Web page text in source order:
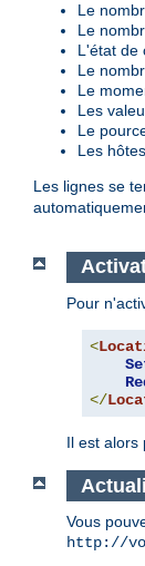
Le
Le
L'état de
Le
Le
Les
Le
Les
Les lignes se
Pour
<
</
Il est alors
Vous
http://